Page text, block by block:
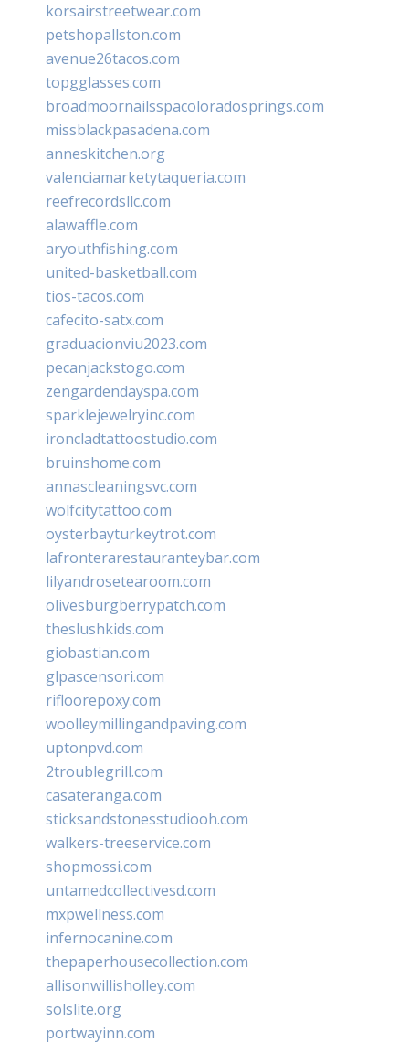
korsairstreetwear.com
petshopallston.com
avenue26tacos.com
topgglasses.com
broadmoornailsspacoloradosprings.com
missblackpasadena.com
anneskitchen.org
valenciamarketytaqueria.com
reefrecordsllc.com
alawaffle.com
aryouthfishing.com
united-basketball.com
tios-tacos.com
cafecito-satx.com
graduacionviu2023.com
pecanjackstogo.com
zengardendayspa.com
sparklejewelryinc.com
ironcladtattoostudio.com
bruinshome.com
annascleaningsvc.com
wolfcitytattoo.com
oysterbayturkeytrot.com
lafronterarestauranteybar.com
lilyandrosetearoom.com
olivesburgberrypatch.com
theslushkids.com
giobastian.com
glpascensori.com
rifloorepoxy.com
woolleymillingandpaving.com
uptonpvd.com
2troublegrill.com
casateranga.com
sticksandstonesstudiooh.com
walkers-treeservice.com
shopmossi.com
untamedcollectivesd.com
mxpwellness.com
infernocanine.com
thepaperhousecollection.com
allisonwillisholley.com
solslite.org
portwayinn.com